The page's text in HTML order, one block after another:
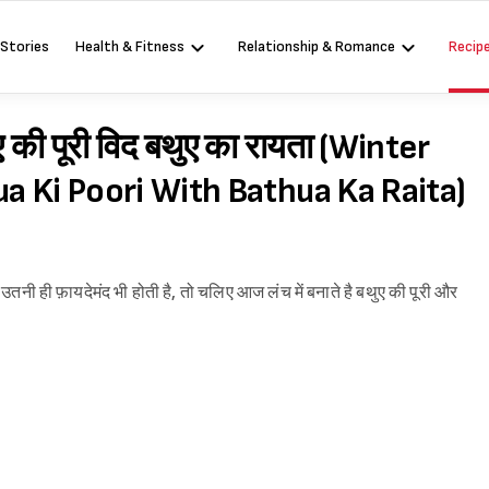
Health & Fitness Relationship & Romance
पूरी विद बथुए का रायता (Winter
Ki Poori With Bathua Ka Raita)
ही फ़ायदेमंद भी होती है, तो चलिए आज लंच में बनाते है बथुए की पूरी और